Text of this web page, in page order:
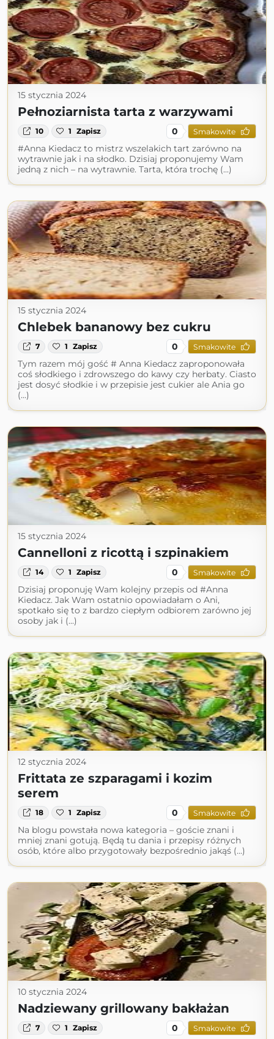
15 stycznia 2024
Pełnoziarnista tarta z warzywami
10 1 Zapisz 0 Smakowite
#Anna Kiedacz to mistrz wszelakich tart zarówno na
wytrawnie jak i na słodko. Dzisiaj proponujemy Wam
jedną z nich – na wytrawnie. Tarta, która trochę (...)
15 stycznia 2024
Chlebek bananowy bez cukru
7 1 Zapisz 0 Smakowite
Tym razem mój gość # Anna Kiedacz zaproponowała
coś słodkiego i zdrowszego do kawy czy herbaty. Ciasto
jest dosyć słodkie i w przepisie jest cukier ale Ania go
(...)
15 stycznia 2024
Cannelloni z ricottą i szpinakiem
14 1 Zapisz 0 Smakowite
Dzisiaj proponuję Wam kolejny przepis od #Anna
Kiedacz. Jak Wam ostatnio opowiadałam o Ani,
spotkało się to z bardzo ciepłym odbiorem zarówno jej
osoby jak i (...)
12 stycznia 2024
Frittata ze szparagami i kozim
serem
18 1 Zapisz 0 Smakowite
Na blogu powstała nowa kategoria – goście znani i
mniej znani gotują. Będą tu dania i przepisy różnych
osób, które albo przygotowały bezpośrednio jakąś (...)
10 stycznia 2024
Nadziewany grillowany bakłażan
7 1 Zapisz 0 Smakowite